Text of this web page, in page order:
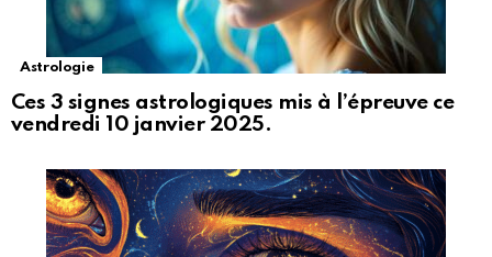
Astrologie
Ces 3 signes astrologiques mis à l’épreuve ce
vendredi 10 janvier 2025.